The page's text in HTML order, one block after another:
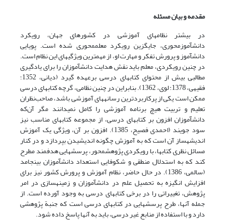
مقدمه و بیان مسئله
در بیشتر نظامهای آموزشی در کشورهای جهان، رویکرد
دانش‏آموزمحوری، جایگزین رویکرد معلم‏محوری شده است. پویایی
دانش‏آموز و پرورش تفکر و مهارت او، از مهم‏ترین ویژگیهای این نظام است.
در چنین رویکردی، معلم باید نقش هدایت دانش‏آموزان را برای یادگیری
مطالبی بیش از محتوای کتابهای درسی برعهده گیرد (دیانی، 1352؛
فقیهی، 1378؛ لوی، 1362). بنابراین در چنین نظامی، گرچه کتابهای درسی
ممکن است یکی از پرکاربردترین رسانه‏های آموزشی باشد، صاحب‌نظران
تعلیم و تربیت هیچ برنامه آموزشی را کامل نمی‎دانند مگر آن‌که
دانش‎آموزان افزون بر کتابهای درسی، از مجموعه کتابهای مناسب نیز
سود جویند (احمدی فصیح، 1385). افزون بر آن، ویژگی یک آموزش
اندیشه‏ساز آن است که به آموزش چگونه اندیشیدن بپردازد و در کنار
مسائل نظری کتابها، با رویکردی پژوهش‏محور، پرسشهایی هدفمند مطرح
کند که به استدلال منطقی و شکوفایی استعداد دانش‏آموزان بینجامد
(سالمی، 1386). در حال حاضر، نظام آموزش و پرورش کشور نیز برای
افزایش انگیزه به تحصیل علم در دانش‎آموزان و زمینه‎سازی در امر
پژوهش، تغییراتی را در برخی کتابهای درسی به وجود آورده است. از
جمله آنها، طرح پرسشهایی در کتابهای درسی است که جنبة پژوهشی
دارد و با استفاده از منابع غیر درسی، باید به آنها پاسخ داده شود.